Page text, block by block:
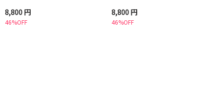
8,800 円
46%OFF
8,800 円
46%OFF